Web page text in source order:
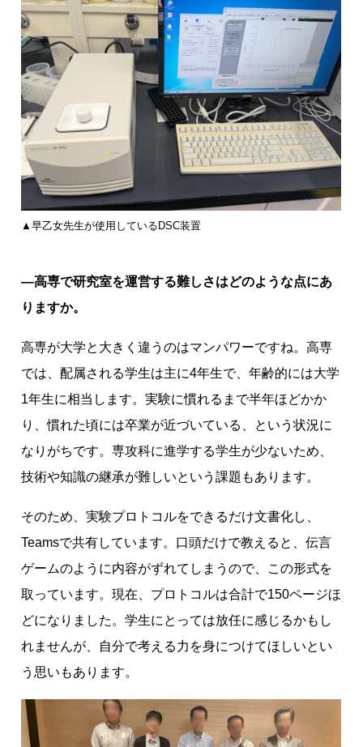
▲早乙女先生が使用しているDSC装置
―高専で研究室を運営する難しさはどのような点にあ
りますか。
高専が大学と大きく違うのはマンパワーですね。高専
では、配属される学生は主に4年生で、年齢的には大学
1年生に相当します。実験に慣れるまで半年ほどかか
り、慣れた頃には卒業が近づいている、という状況に
なりがちです。専攻科に進学する学生が少ないため、
技術や知識の継承が難しいという課題もあります。
そのため、実験プロトコルをできるだけ文書化し、
Teamsで共有しています。口頭だけで教えると、伝言
ゲームのように内容がずれてしまうので、この形式を
取っています。現在、プロトコルは合計で150ページほ
どになりました。学生にとっては放任に感じるかもし
れませんが、自分で考える力を身につけてほしいとい
う思いもあります。